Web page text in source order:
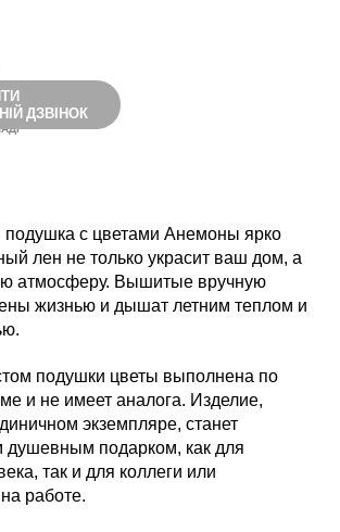
ДЗВІНОК
подушка с цветами Анемоны ярко
лен не только украсит ваш дом, а
атмосферу. Вышитые вручную
жизнью и дышат летним теплом и
подушки цветы выполнена по
и не имеет аналога. Изделие,
экземпляре, станет
душевным подарком, как для
так и для коллеги или
работе.